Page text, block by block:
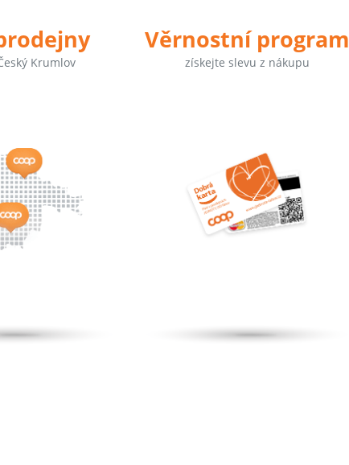
Krumlov
Věrnostní program
získejte slevu z nákupu